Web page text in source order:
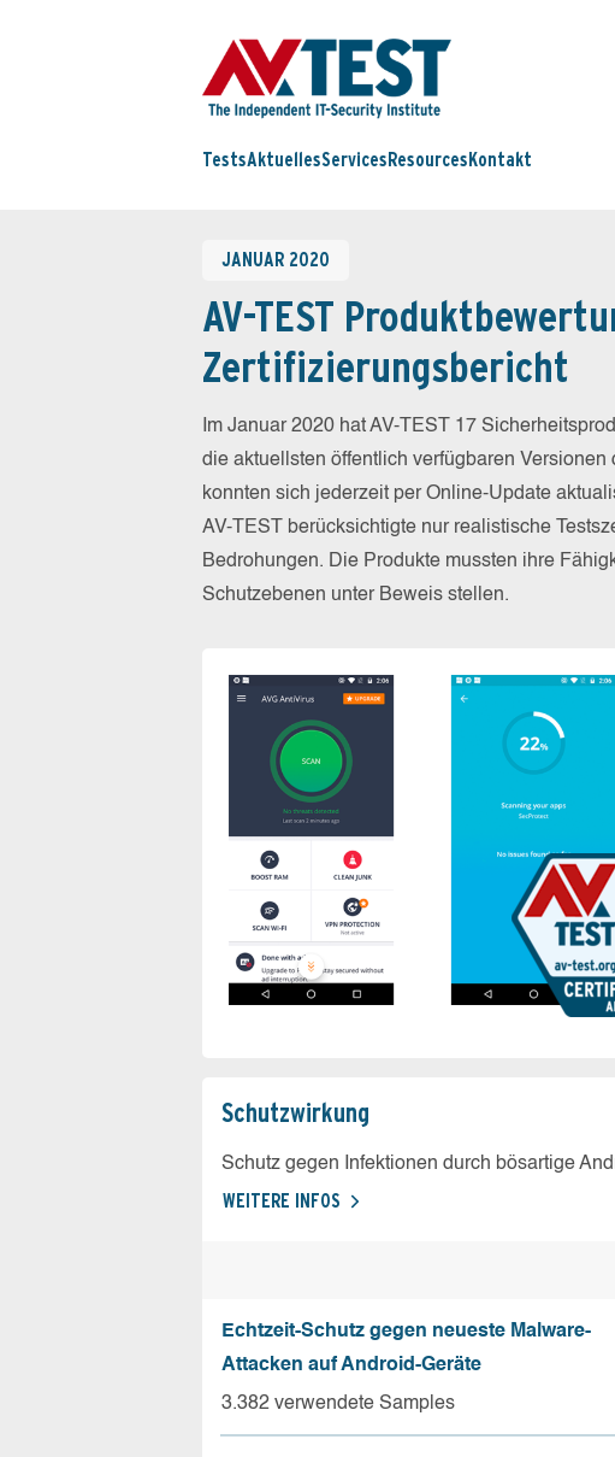
TestsAktuellesServices Resources Kontakt
JANUAR 2020
AV-TEST
Zertifizierungsbericht
Im Januar 2020 hat AV-TEST 17
die aktuellsten öffentlich verfügbaren
konnten sich jederzeit per Online-Update
AV-TEST berücksichtigte nur realistische
Bedrohungen. Die Produkte mussten ihre
Schutzebenen unter Beweis stellen.
Schutz­wirkung
Schutz gegen Infektionen durch bösartige
WEITERE INFOS
Echtzeit-Schutz gegen neueste Malware-
Attacken auf Android-Geräte
3.382 verwendete Samples